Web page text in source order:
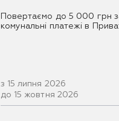
Повертаємо до 5 000 грн
комунальні платежі в
з 15 липня 2026
до 15 жовтня 2026